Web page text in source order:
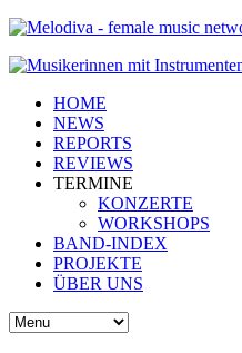
HOME
NEWS
REPORTS
REVIEWS
TERMINE
KONZERTE
WORKSHOPS
BAND-INDEX
PROJEKTE
ÜBER UNS